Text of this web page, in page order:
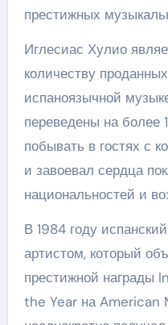
престижных
Иглесиас Хулио
количеству
испаноязычной
переведены на более
побывать в гостях с
и завоевал сердца
национальностей и
В 1984 году
артистом, который
престижной награды
the Year на American